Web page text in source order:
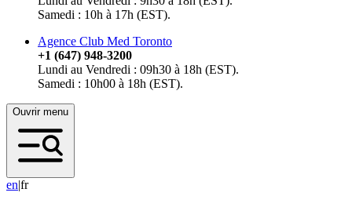
Samedi : 10h à 17h (EST).
Agence Club Med Toronto
+1 (647) 948-3200
Lundi au Vendredi : 09h30 à 18h (EST).
Samedi : 10h00 à 18h (EST).
Ouvrir menu
en|fr